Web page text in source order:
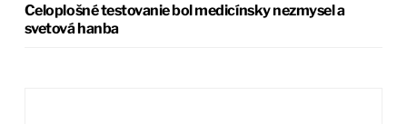
Celoplošné testovanie bol medicínsky nezmysel a
svetová hanba